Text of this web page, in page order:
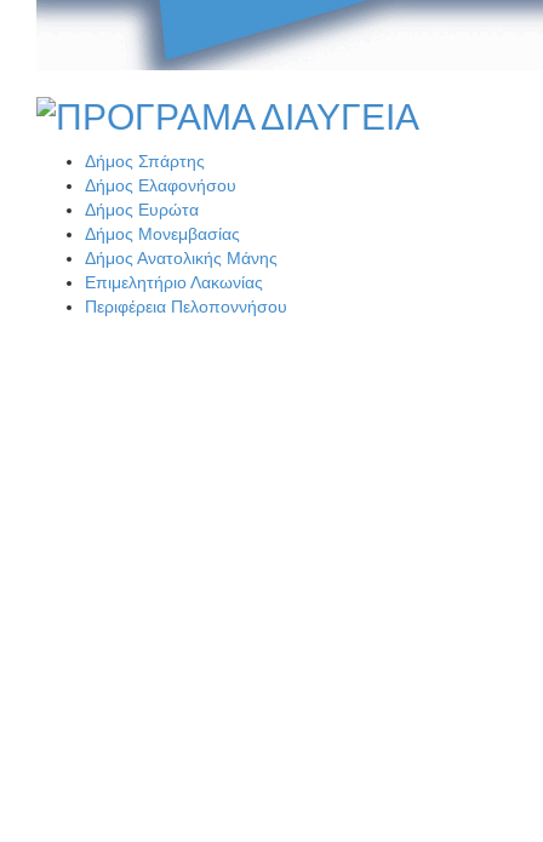
Πού βρίσκεται το ιστορικό κέντρο της Σπάρτης;
Το δικό σας σχόλιο: Ρύποι
Δήμος Σπάρτης
Δήμος Ελαφονήσου
Δήμος Ευρώτα
Δήμος Μονεμβασίας
Δήμος Ανατολικής Μάνης
Επιμελητήριο Λακωνίας
Περιφέρεια Πελοποννήσου